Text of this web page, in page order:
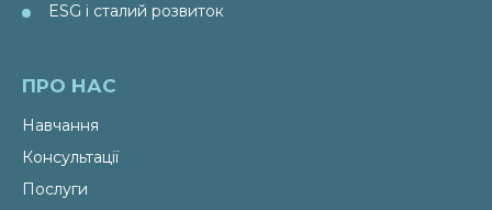
ESG і сталий розвиток
ПРО НАС
Навчання
Консультації
Послуги